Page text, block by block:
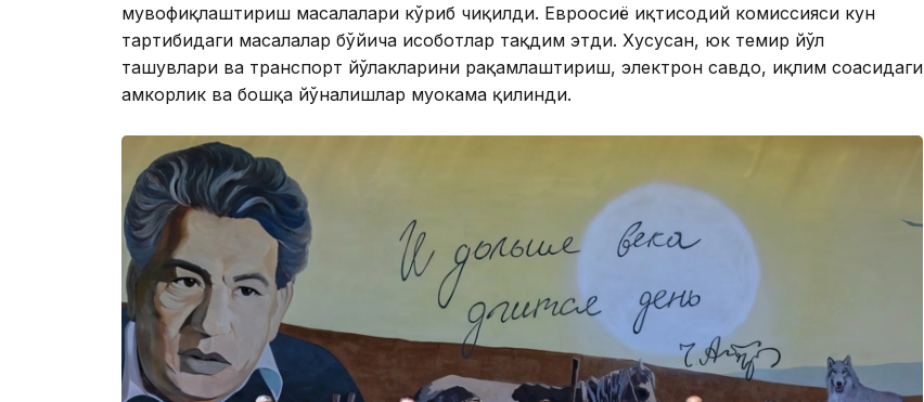
мувофиқлаштириш масалалари кўриб чиқилди. Евроосиё иқтисодий комиссияси кун
тартибидаги масалалар бўйича ҳисоботлар тақдим этди. Хусусан, юк темир йўл
ташувлари ва транспорт йўлакларини рақамлаштириш, электрон савдо, иқлим соҳасидаги
ҳамкорлик ва бошқа йўналишлар муҳокама қилинди.